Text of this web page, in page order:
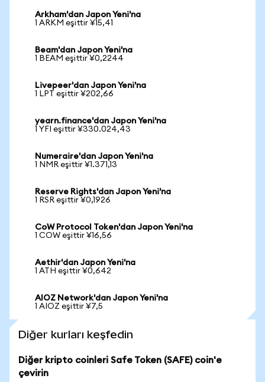
Arkham'dan Japon Yeni'na
1 ARKM eşittir ¥15,41
Beam'dan Japon Yeni'na
1 BEAM eşittir ¥0,2244
Livepeer'dan Japon Yeni'na
1 LPT eşittir ¥202,66
yearn.finance'dan Japon Yeni'na
1 YFI eşittir ¥330.024,43
Numeraire'dan Japon Yeni'na
1 NMR eşittir ¥1.371,13
Reserve Rights'dan Japon Yeni'na
1 RSR eşittir ¥0,1926
CoW Protocol Token'dan Japon Yeni'na
1 COW eşittir ¥16,56
Aethir'dan Japon Yeni'na
1 ATH eşittir ¥0,642
AIOZ Network'dan Japon Yeni'na
1 AIOZ eşittir ¥7,5
Diğer kurları keşfedin
Diğer kripto coinleri Safe Token (SAFE) coin'e
çevirin